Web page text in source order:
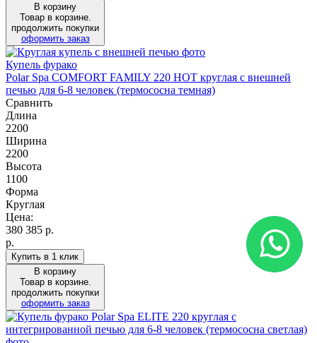
В корзину
Товар в корзине.
продолжить покупки
оформить заказ
Купель фурако
Polar Spa COMFORT FAMILY 220 HOT круглая c внешней
печью для 6-8 человек (термососна темная)
Сравнить
Длина
2200
Ширина
2200
Высота
1100
Форма
Круглая
Цена:
380 385 р.
р.
Купить в 1 клик
В корзину
Товар в корзине.
продолжить покупки
оформить заказ